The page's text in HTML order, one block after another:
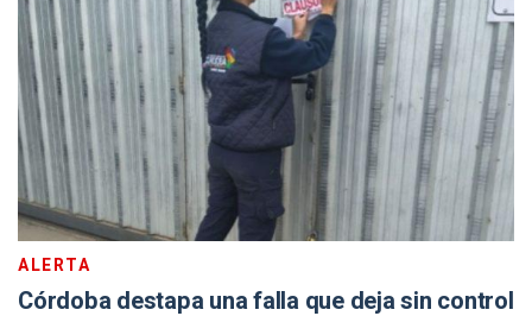
ALERTA
Córdoba destapa una falla que deja sin control